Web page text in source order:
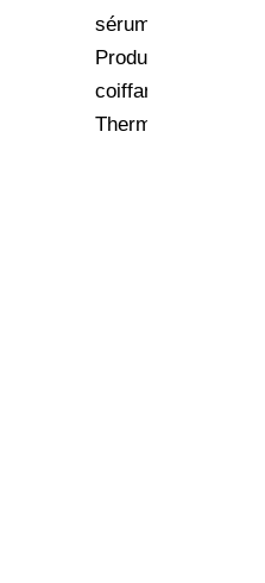
sérums
Produits
coiffants
Thermoprotecteurs